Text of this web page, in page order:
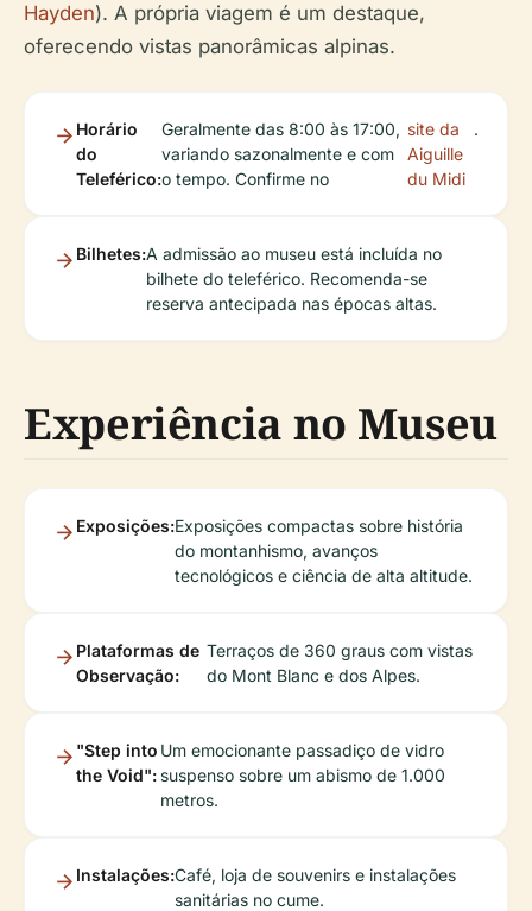
Hayden). A própria viagem é um destaque,
oferecendo vistas panorâmicas alpinas.
Horário
do
Teleférico:
Geralmente das 8:00 às 17:00,
variando sazonalmente e com
o tempo. Confirme no
site da
Aiguille
du Midi
.
Bilhetes:A admissão ao museu está incluída no
bilhete do teleférico. Recomenda-se
reserva antecipada nas épocas altas.
Experiência no Museu
Exposições:Exposições compactas sobre história
do montanhismo, avanços
tecnológicos e ciência de alta altitude.
Plataformas de
Observação:
Terraços de 360 graus com vistas
do Mont Blanc e dos Alpes.
"Step into
the Void":
Um emocionante passadiço de vidro
suspenso sobre um abismo de 1.000
metros.
Instalações:Café, loja de souvenirs e instalações
sanitárias no cume.